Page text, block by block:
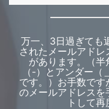
万一、3日過ぎても
されたメールアド
があります。（
（-）とアンダー（
です。）お手数で
のメールアドレスを
トして再